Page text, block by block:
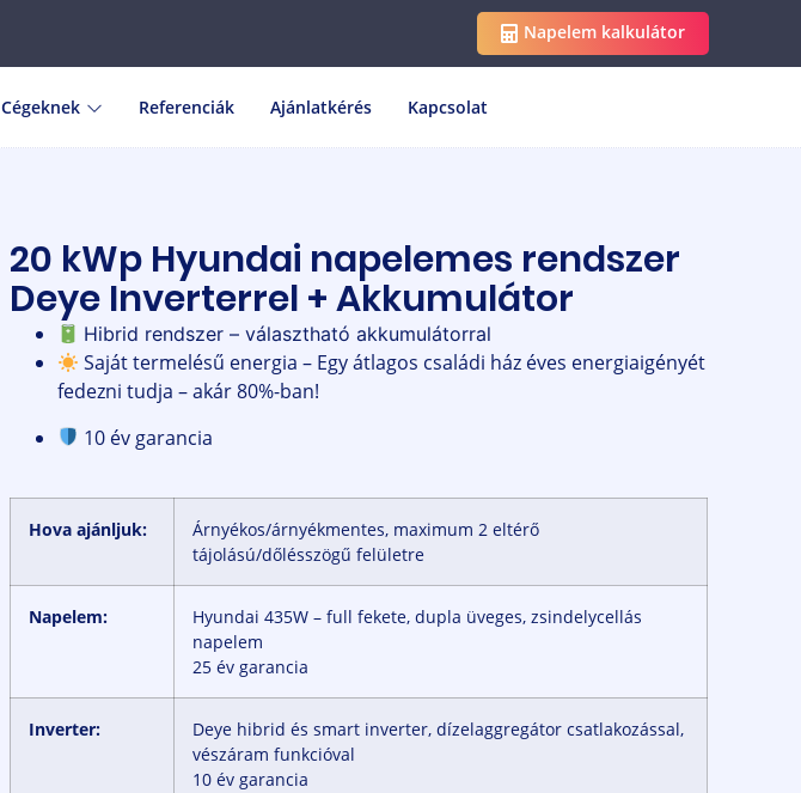
Napelem kalkulátor
Cégeknek Referenciák Ajánlatkérés Kapcsolat
20 kWp Hyundai napelemes rendszer
Deye Inverterrel + Akkumulátor
Hibrid rendszer – választható akkumulátorral
Saját termelésű energia – Egy átlagos családi ház éves energiaigényét
fedezni tudja – akár 80%-ban!
10 év garancia
Hova ajánljuk:
Árnyékos/árnyékmentes, maximum 2 eltérő
tájolású/dőlésszögű felületre
Napelem:
Hyundai 435W – full fekete, dupla üveges, zsindelycellás
napelem
25 év garancia
Inverter:
Deye hibrid és smart inverter, dízelaggregátor csatlakozással,
vészáram funkcióval
10 év garancia